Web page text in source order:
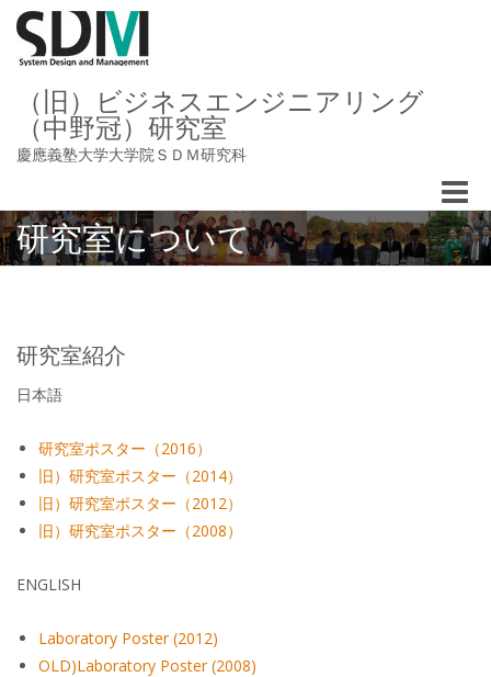
（旧）ビジネスエンジニアリング
（中野冠）研究室
慶應義塾大学大学院ＳＤＭ研究科
Toggle
研究室について
研究室紹介
日本語
研究室ポスター（2016）
旧）研究室ポスター（2014）
旧）研究室ポスター（2012）
旧）研究室ポスター（2008）
ENGLISH
Laboratory Poster (2012)
OLD)Laboratory Poster (2008)